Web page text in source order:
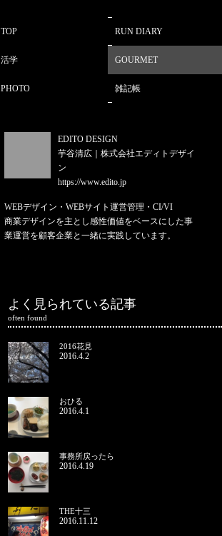
TOP RUN DIARY
活学 GOURMET
PHOTO 雑記帳
EDITO DESIGN
芋谷清広｜株式会社エディトデザイ
ン
https://www.edito.jp
WEBデザイン・WEBサイト運営管理・CI/VI
商業デザインを主とし感性価値をベースにした事
業運営を顧客企業と一緒に実践しています。
よく見られている記事
often found
2016花見
2016.4.2
おひる
2016.4.1
事務所戻ったら
2016.4.19
THE十三
2016.11.12